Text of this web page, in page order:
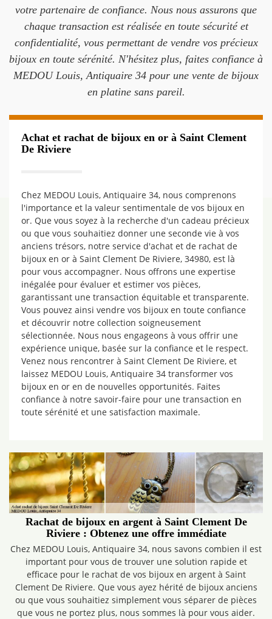
votre partenaire de confiance. Nous nous assurons que
chaque transaction est réalisée en toute sécurité et
confidentialité, vous permettant de vendre vos précieux
bijoux en toute sérénité. N'hésitez plus, faites confiance à
MEDOU Louis, Antiquaire 34 pour une vente de bijoux
en platine sans pareil.
Achat et rachat de bijoux en or à Saint Clement
De Riviere
Chez MEDOU Louis, Antiquaire 34, nous comprenons
l'importance et la valeur sentimentale de vos bijoux en
or. Que vous soyez à la recherche d'un cadeau précieux
ou que vous souhaitiez donner une seconde vie à vos
anciens trésors, notre service d'achat et de rachat de
bijoux en or à Saint Clement De Riviere, 34980, est là
pour vous accompagner. Nous offrons une expertise
inégalée pour évaluer et estimer vos pièces,
garantissant une transaction équitable et transparente.
Vous pouvez ainsi vendre vos bijoux en toute confiance
et découvrir notre collection soigneusement
sélectionnée. Nous nous engageons à vous offrir une
expérience unique, basée sur la confiance et le respect.
Venez nous rencontrer à Saint Clement De Riviere, et
laissez MEDOU Louis, Antiquaire 34 transformer vos
bijoux en or en de nouvelles opportunités. Faites
confiance à notre savoir-faire pour une transaction en
toute sérénité et une satisfaction maximale.
Rachat de bijoux en argent à Saint Clement De
Riviere : Obtenez une offre immédiate
Chez MEDOU Louis, Antiquaire 34, nous savons combien il est
important pour vous de trouver une solution rapide et
efficace pour le rachat de vos bijoux en argent à Saint
Clement De Riviere. Que vous ayez hérité de bijoux anciens
ou que vous souhaitiez simplement vous séparer de pièces
que vous ne portez plus, nous sommes là pour vous aider.